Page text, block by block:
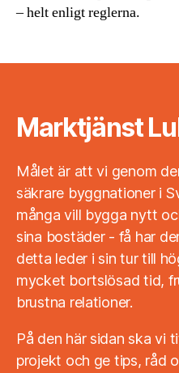
– helt enligt reglerna.
Marktjänst
Målet är att vi genom
säkrare byggnationer i
många vill bygga nytt
sina bostäder - få har
detta leder i sin tur till
mycket bortslösad tid,
brustna relationer.
På den här sidan ska vi
projekt och ge tips, råd